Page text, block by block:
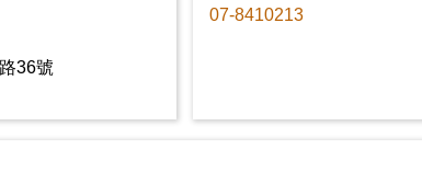
36號
07-8410213